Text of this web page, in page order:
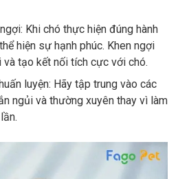
Khi chó thực hiện đúng hành
hiện sự hạnh phúc. Khen ngợi
và tạo kết nối tích cực với chó.
luyện: Hãy tập trung vào các
ngủi và thường xuyên thay vì làm